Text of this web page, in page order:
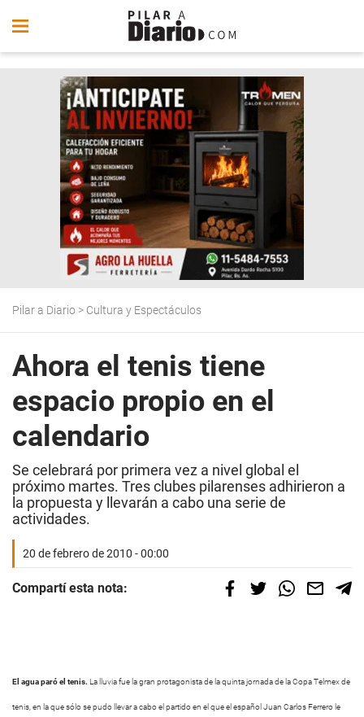
Pilar a Diario > Cultura y Espectáculos
Ahora el tenis tiene
espacio propio en el
calendario
Se celebrará por primera vez a nivel global el
próximo martes. Tres clubes pilarenses adhirieron a
la propuesta y llevarán a cabo una serie de
actividades.
20 de febrero de 2010 - 00:00
Compartí esta nota:
El agua paró el tenis. La lluvia fue la gran protagonista de la quinta jornada de la Copa Telmex de
tenis, en la que sólo se pudo llevar a cabo el partido en el que el español Juan Carlos Ferrero le